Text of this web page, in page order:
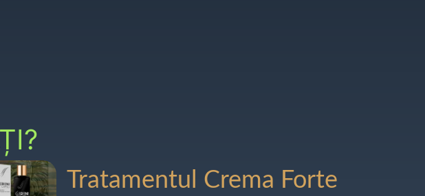
Tratamentul Crema Forte